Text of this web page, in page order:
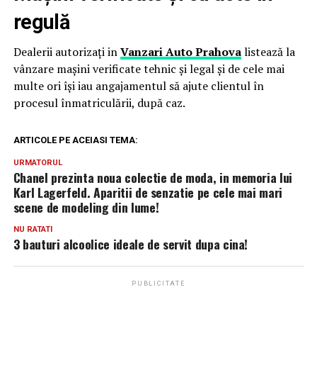
regulă
Dealerii autorizați inVanzari Auto Prahovalistează la
vânzare mașini verificate tehnic și legal și de cele mai
multe ori își iau angajamentul să ajute clientul în
procesul înmatriculării, după caz.
ARTICOLE PE ACEIASI TEMA:
URMATORUL
Chanel prezinta noua colectie de moda, in memoria lui
Karl Lagerfeld. Aparitii de senzatie pe cele mai mari
scene de modeling din lume!
NU RATATI
3 bauturi alcoolice ideale de servit dupa cina!
PUBLICITATE